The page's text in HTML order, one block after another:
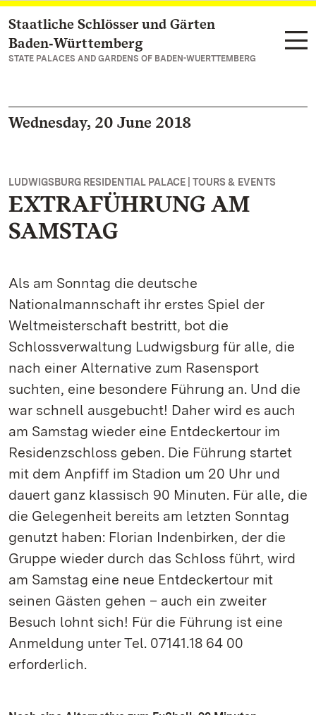
Navigate to main page
Staatliche Schlösser und Gärten
Baden‑Württemberg
STATE PALACES AND GARDENS OF BADEN-WUERTTEMBERG
Wednesday, 20 June 2018
LUDWIGSBURG RESIDENTIAL PALACE | TOURS & EVENTS
EXTRAFÜHRUNG AM
SAMSTAG
Als am Sonntag die deutsche
Nationalmannschaft ihr erstes Spiel der
Weltmeisterschaft bestritt, bot die
Schlossverwaltung Ludwigsburg für alle, die
nach einer Alternative zum Rasensport
suchten, eine besondere Führung an. Und die
war schnell ausgebucht! Daher wird es auch
am Samstag wieder eine Entdeckertour im
Residenzschloss geben. Die Führung startet
mit dem Anpfiff im Stadion um 20 Uhr und
dauert ganz klassisch 90 Minuten. Für alle, die
die Gelegenheit bereits am letzten Sonntag
genutzt haben: Florian Indenbirken, der die
Gruppe wieder durch das Schloss führt, wird
am Samstag eine neue Entdeckertour mit
seinen Gästen gehen – auch ein zweiter
Besuch lohnt sich! Für die Führung ist eine
Anmeldung unter Tel. 07141.18 64 00
erforderlich.